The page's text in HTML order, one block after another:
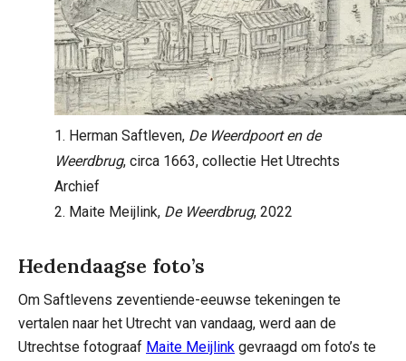
1. Herman Saftleven, De Weerdpoort en de
Weerdbrug, circa 1663, collectie Het Utrechts
Archief
2. Maite Meijlink, De Weerdbrug, 2022
Hedendaagse foto’s
Om Saftlevens zeventiende-eeuwse tekeningen te
vertalen naar het Utrecht van vandaag, werd aan de
Utrechtse fotograaf Maite Meijlink gevraagd om foto’s te